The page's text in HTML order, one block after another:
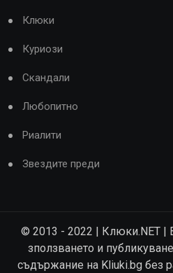
Клюки
Куриози
Скандали
Любопитно
Риалити
Звездите преди
© 2013 - 2022 | Клюки.NET |
зползването и
съдържание на Kliuki.bg без